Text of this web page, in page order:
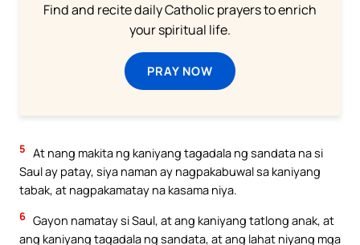
Find and recite daily Catholic prayers to enrich
your spiritual life.
PRAY NOW
5 At nang makita ng kaniyang tagadala ng sandata na si
Saul ay patay, siya naman ay nagpakabuwal sa kaniyang
tabak, at nagpakamatay na kasama niya.
6 Gayon namatay si Saul, at ang kaniyang tatlong anak, at
ang kaniyang tagadala ng sandata, at ang lahat niyang mga